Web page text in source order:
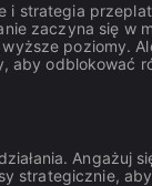
strategia
zaczyna się w
poziomy.
aby odblokować
Angażuj
strategicznie,